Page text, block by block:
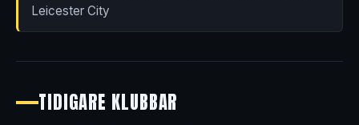
Leicester City
TIDIGARE KLUBBAR